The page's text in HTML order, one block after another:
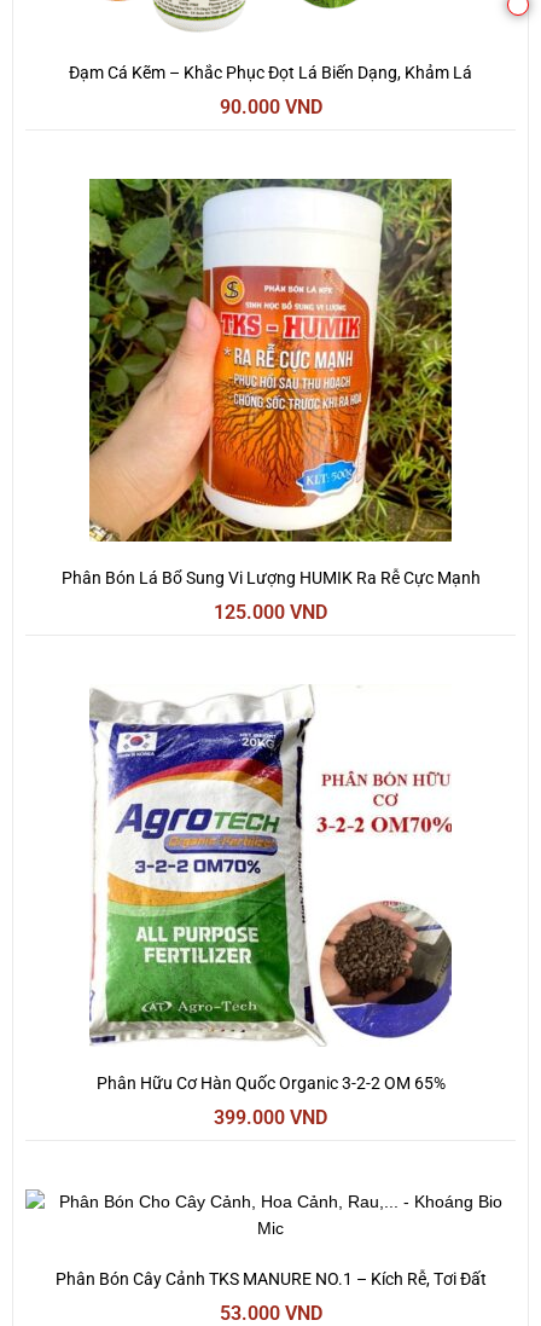
Đạm Cá Kẽm – Khắc Phục Đọt Lá Biến Dạng, Khảm Lá
90.000 VND
Phân Bón Lá Bổ Sung Vi Lượng HUMIK Ra Rễ Cực Mạnh
125.000 VND
Phân Hữu Cơ Hàn Quốc Organic 3-2-2 OM 65%
399.000 VND
Phân Bón Cây Cảnh TKS MANURE NO.1 – Kích Rễ, Tơi Đất
53.000 VND